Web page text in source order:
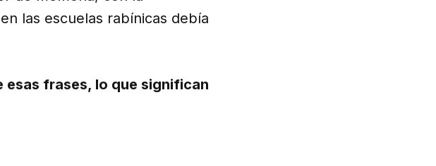
las escuelas rabínicas debía
frases, lo que significan